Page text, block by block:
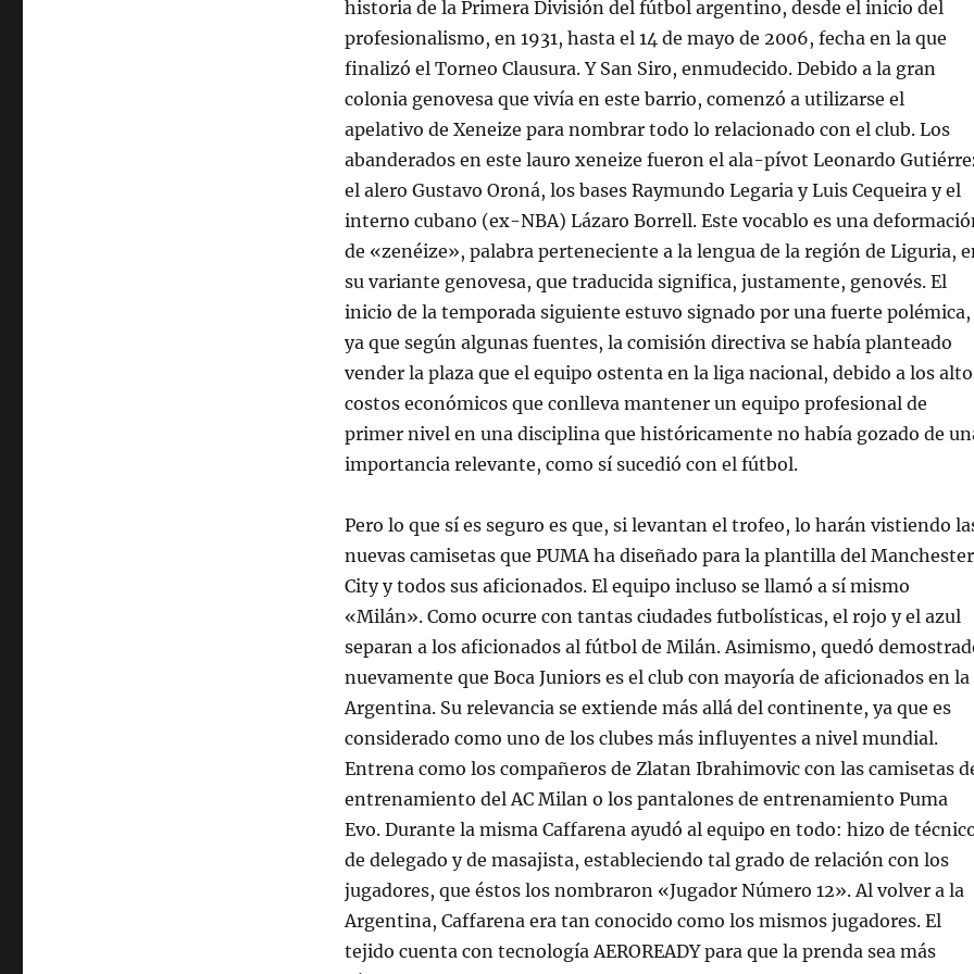
historia de la Primera División del fútbol argentino, desde el inicio del
profesionalismo, en 1931, hasta el 14 de mayo de 2006, fecha en la que
finalizó el Torneo Clausura. Y San Siro, enmudecido. Debido a la gran
colonia genovesa que vivía en este barrio, comenzó a utilizarse el
apelativo de Xeneize para nombrar todo lo relacionado con el club. Los
abanderados en este lauro xeneize fueron el ala-pívot Leonardo
el alero Gustavo Oroná, los bases Raymundo Legaria y Luis Cequeira y el
interno cubano (ex-NBA) Lázaro Borrell. Este vocablo es una
de «zenéize», palabra perteneciente a la lengua de la región de Liguria,
su variante genovesa, que traducida significa, justamente, genovés. El
inicio de la temporada siguiente estuvo signado por una fuerte polémica,
ya que según algunas fuentes, la comisión directiva se había planteado
vender la plaza que el equipo ostenta en la liga nacional, debido a los
costos económicos que conlleva mantener un equipo profesional de
primer nivel en una disciplina que históricamente no había gozado de
importancia relevante, como sí sucedió con el fútbol.
Pero lo que sí es seguro es que, si levantan el trofeo, lo harán vistiendo
nuevas camisetas que PUMA ha diseñado para la plantilla del Manchester
City y todos sus aficionados. El equipo incluso se llamó a sí mismo
«Milán». Como ocurre con tantas ciudades futbolísticas, el rojo y el azul
separan a los aficionados al fútbol de Milán. Asimismo, quedó
nuevamente que Boca Juniors es el club con mayoría de aficionados en la
Argentina. Su relevancia se extiende más allá del continente, ya que es
considerado como uno de los clubes más influyentes a nivel mundial.
Entrena como los compañeros de Zlatan Ibrahimovic con las camisetas
entrenamiento del AC Milan o los pantalones de entrenamiento Puma
Evo. Durante la misma Caffarena ayudó al equipo en todo: hizo de
de delegado y de masajista, estableciendo tal grado de relación con los
jugadores, que éstos los nombraron «Jugador Número 12». Al volver a la
Argentina, Caffarena era tan conocido como los mismos jugadores. El
tejido cuenta con tecnología AEROREADY para que la prenda sea más